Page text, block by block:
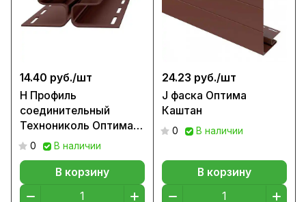
14.40 руб./шт
H Профиль
соединительный
Технониколь Оптима
Каштан, 3м
0 В наличии
В корзину
24.23 руб./шт
J фаска Оптима
Каштан
0 В наличии
В корзину